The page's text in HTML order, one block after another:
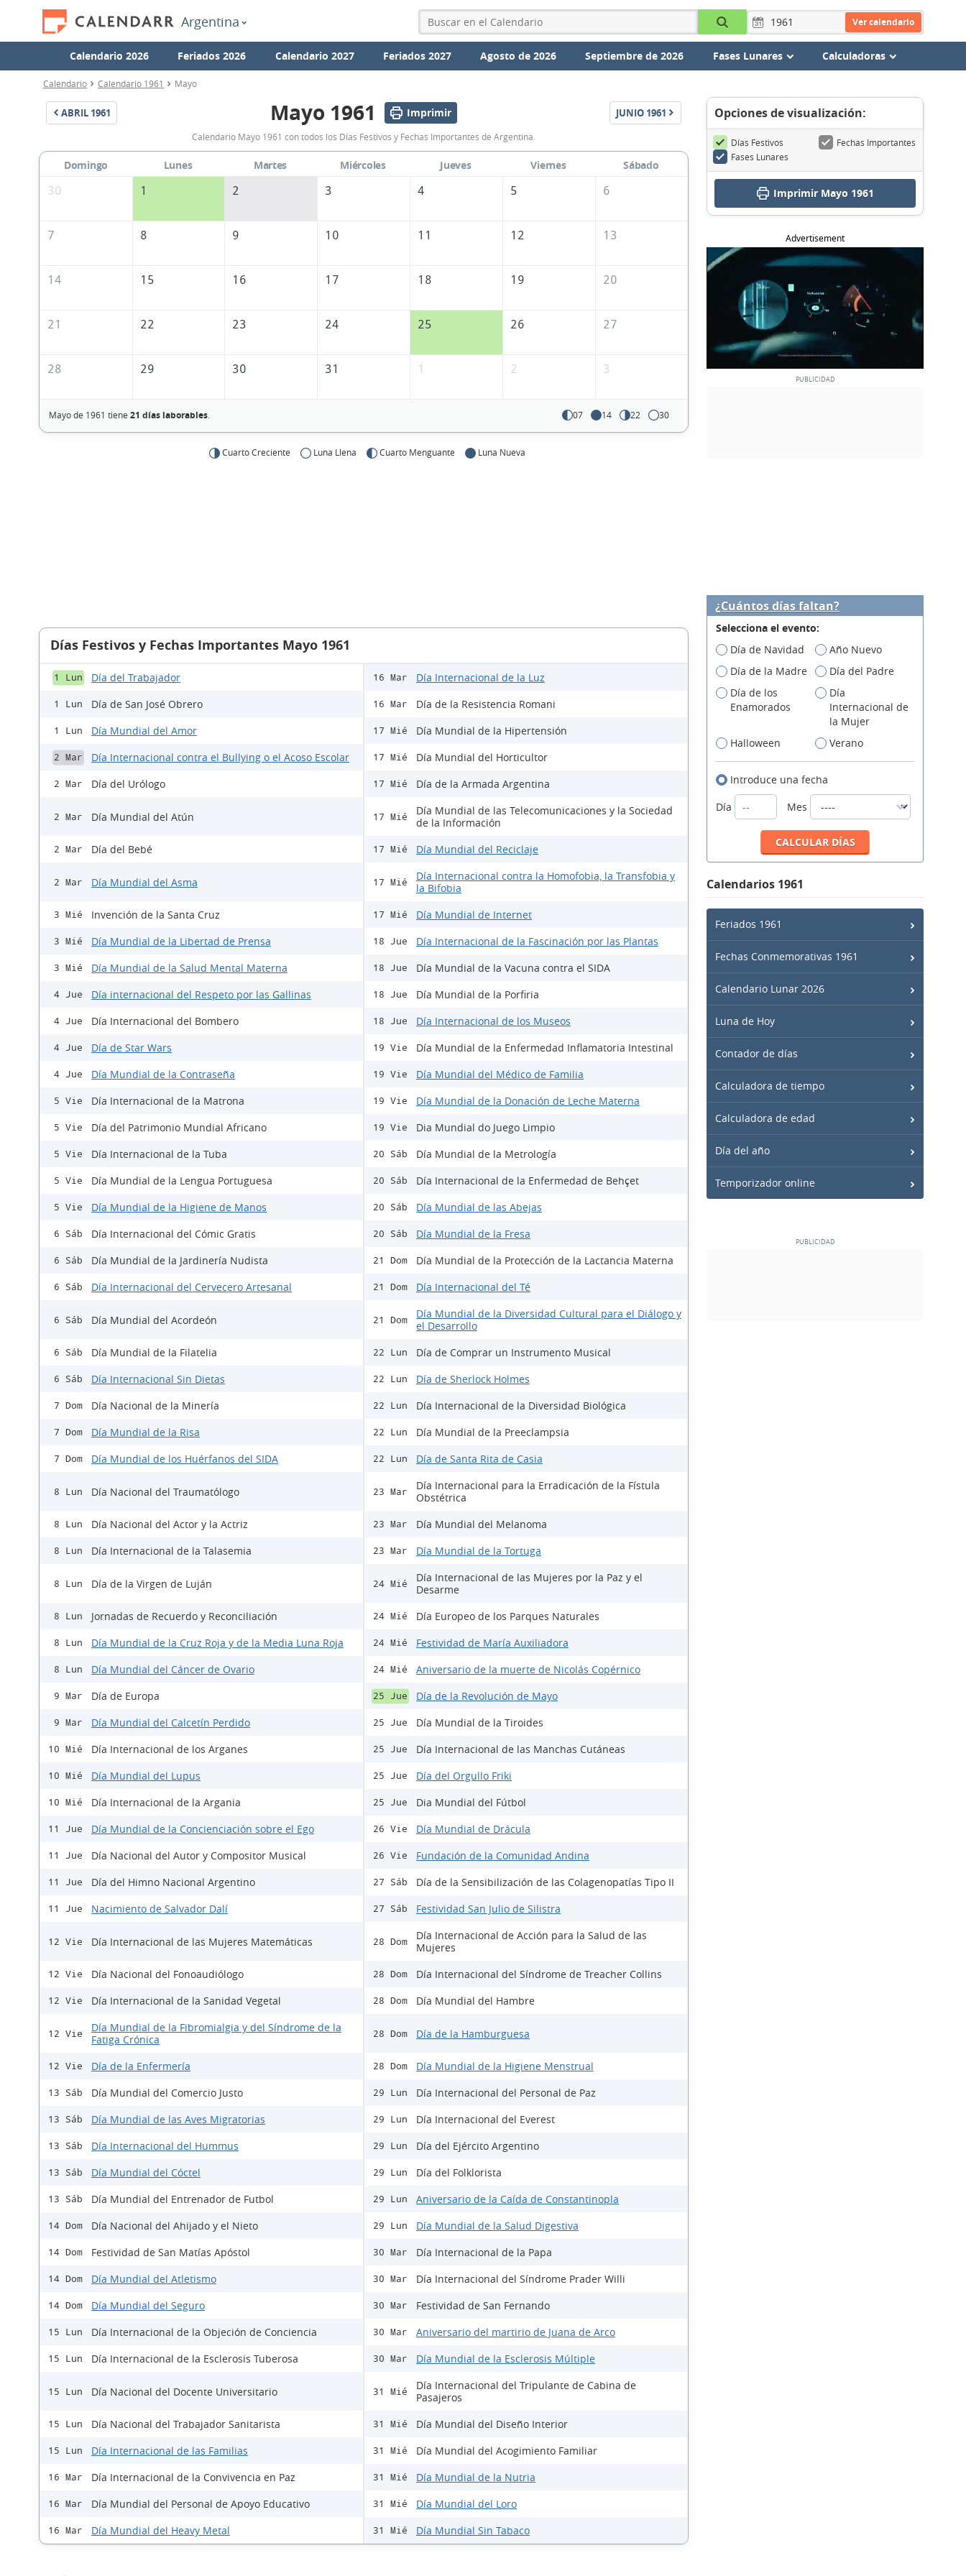
Argentina Ver calendario
Calendario 2026 Feriados 2026 Calendario 2027 Feriados 2027 Agosto de 2026 Septiembre de 2026 Fases Lunares Calculadoras
Calendario Calendario 1961 Mayo
ABRIL 1961
Calendario
Mayo
1961
Argentina
Mayo 1961 Imprimir JUNIO 1961
Calendario Mayo 1961 con todos los Días Festivos y Fechas Importantes de Argentina.
Domingo Lunes Martes Miércoles Jueves Viernes
Sábado
30
1 2 3 4 5 6
7 8 9 10 11 12 13
14 15 16 17 18 19 20
21 22 23 24 25 26 27
28 29 30 31 1 2 3
Mayo de 1961 tiene 21 días laborables. 07 14 22 30
Cuarto Creciente Luna Llena Cuarto Menguante Luna Nueva
Opciones de visualización:
Días Festivos
Fechas Importantes
Fases Lunares
Imprimir Mayo 1961
Advertisement
Días Festivos y Fechas Importantes Mayo 1961
1 Lun Día del Trabajador
1 Lun Día de San José Obrero
1 Lun Día Mundial del Amor
2 Mar Día Internacional contra el Bullying o el Acoso Escolar
2 Mar Día del Urólogo
2 Mar Día Mundial del Atún
2 Mar Día del Bebé
2 Mar Día Mundial del Asma
3 Mié Invención de la Santa Cruz
3 Mié Día Mundial de la Libertad de Prensa
3 Mié Día Mundial de la Salud Mental Materna
4 Jue Día internacional del Respeto por las Gallinas
4 Jue Día Internacional del Bombero
4 Jue Día de Star Wars
4 Jue Día Mundial de la Contraseña
5 Vie Día Internacional de la Matrona
5 Vie Día del Patrimonio Mundial Africano
5 Vie Día Internacional de la Tuba
5 Vie Día Mundial de la Lengua Portuguesa
5 Vie Día Mundial de la Higiene de Manos
6 Sáb Día Internacional del Cómic Gratis
6 Sáb Día Mundial de la Jardinería Nudista
6 Sáb Día Internacional del Cervecero Artesanal
6 Sáb Día Mundial del Acordeón
6 Sáb Día Mundial de la Filatelia
6 Sáb Día Internacional Sin Dietas
7 Dom Día Nacional de la Minería
7 Dom Día Mundial de la Risa
7 Dom Día Mundial de los Huérfanos del SIDA
8 Lun Día Nacional del Traumatólogo
8 Lun Día Nacional del Actor y la Actriz
8 Lun Día Internacional de la Talasemia
8 Lun Día de la Virgen de Luján
8 Lun Jornadas de Recuerdo y Reconciliación
8 Lun Día Mundial de la Cruz Roja y de la Media Luna Roja
8 Lun Día Mundial del Cáncer de Ovario
9 Mar Día de Europa
9 Mar Día Mundial del Calcetín Perdido
10 Mié Día Internacional de los Arganes
10 Mié Día Mundial del Lupus
10 Mié Día Internacional de la Argania
11 Jue Día Mundial de la Concienciación sobre el Ego
11 Jue Día Nacional del Autor y Compositor Musical
11 Jue Día del Himno Nacional Argentino
11 Jue Nacimiento de Salvador Dalí
12 Vie Día Internacional de las Mujeres Matemáticas
12 Vie Día Nacional del Fonoaudiólogo
12 Vie Día Internacional de la Sanidad Vegetal
12 Vie
Día Mundial de la Fibromialgia y del Síndrome de la
Fatiga Crónica
12 Vie Día de la Enfermería
13 Sáb Día Mundial del Comercio Justo
13 Sáb Día Mundial de las Aves Migratorias
13 Sáb Día Internacional del Hummus
13 Sáb Día Mundial del Cóctel
13 Sáb Día Mundial del Entrenador de Futbol
14 Dom Día Nacional del Ahijado y el Nieto
14 Dom Festividad de San Matías Apóstol
14 Dom Día Mundial del Atletismo
14 Dom Día Mundial del Seguro
15 Lun Día Internacional de la Objeción de Conciencia
15 Lun Día Internacional de la Esclerosis Tuberosa
15 Lun Día Nacional del Docente Universitario
15 Lun Día Nacional del Trabajador Sanitarista
15 Lun Día Internacional de las Familias
16 Mar Día Internacional de la Convivencia en Paz
16 Mar Día Mundial del Personal de Apoyo Educativo
16 Mar Día Mundial del Heavy Metal
16 Mar Día Internacional de la Luz
16 Mar Día de la Resistencia Romani
17 Mié Día Mundial de la Hipertensión
17 Mié Día Mundial del Horticultor
17 Mié Día de la Armada Argentina
17 Mié
Día Mundial de las Telecomunicaciones y la Sociedad
de la Información
17 Mié Día Mundial del Reciclaje
17 Mié
Día Internacional contra la Homofobia, la Transfobia y
la Bifobia
17 Mié Día Mundial de Internet
18 Jue Día Internacional de la Fascinación por las Plantas
18 Jue Día Mundial de la Vacuna contra el SIDA
18 Jue Día Mundial de la Porfiria
18 Jue Día Internacional de los Museos
19 Vie Día Mundial de la Enfermedad Inflamatoria Intestinal
19 Vie Día Mundial del Médico de Familia
19 Vie Día Mundial de la Donación de Leche Materna
19 Vie Dia Mundial do Juego Limpio
20 Sáb Día Mundial de la Metrología
20 Sáb Día Internacional de la Enfermedad de Behçet
20 Sáb Día Mundial de las Abejas
20 Sáb Día Mundial de la Fresa
21 Dom Día Mundial de la Protección de la Lactancia Materna
21 Dom Día Internacional del Té
21 Dom
Día Mundial de la Diversidad Cultural para el Diálogo y
el Desarrollo
22 Lun Día de Comprar un Instrumento Musical
22 Lun Día de Sherlock Holmes
22 Lun Día Internacional de la Diversidad Biológica
22 Lun Día Mundial de la Preeclampsia
22 Lun Día de Santa Rita de Casia
23 Mar
Día Internacional para la Erradicación de la Fístula
Obstétrica
23 Mar Día Mundial del Melanoma
23 Mar Día Mundial de la Tortuga
24 Mié
Día Internacional de las Mujeres por la Paz y el
Desarme
24 Mié Día Europeo de los Parques Naturales
24 Mié Festividad de María Auxiliadora
24 Mié Aniversario de la muerte de Nicolás Copérnico
25 Jue Día de la Revolución de Mayo
25 Jue Día Mundial de la Tiroides
25 Jue Día Internacional de las Manchas Cutáneas
25 Jue Día del Orgullo Friki
25 Jue Dia Mundial del Fútbol
26 Vie Día Mundial de Drácula
26 Vie Fundación de la Comunidad Andina
27 Sáb Día de la Sensibilización de las Colagenopatías Tipo II
27 Sáb Festividad San Julio de Silistra
28 Dom
Día Internacional de Acción para la Salud de las
Mujeres
28 Dom Día Internacional del Síndrome de Treacher Collins
28 Dom Día Mundial del Hambre
28 Dom Día de la Hamburguesa
28 Dom Día Mundial de la Higiene Menstrual
29 Lun Día Internacional del Personal de Paz
29 Lun Día Internacional del Everest
29 Lun Día del Ejército Argentino
29 Lun Día del Folklorista
29 Lun Aniversario de la Caída de Constantinopla
29 Lun Día Mundial de la Salud Digestiva
30 Mar Día Internacional de la Papa
30 Mar Día Internacional del Síndrome Prader Willi
30 Mar Festividad de San Fernando
30 Mar Aniversario del martirio de Juana de Arco
30 Mar Día Mundial de la Esclerosis Múltiple
31 Mié
Día Internacional del Tripulante de Cabina de
Pasajeros
31 Mié Día Mundial del Diseño Interior
31 Mié Día Mundial del Acogimiento Familiar
31 Mié Día Mundial de la Nutria
31 Mié Día Mundial del Loro
31 Mié Día Mundial Sin Tabaco
¿Cuántos días faltan?
Selecciona el evento:
Día de Navidad
Año Nuevo
Día de la Madre
Día del Padre
Día de los
Enamorados
Día
Internacional de
la Mujer
Halloween
Verano
Introduce una fecha
Día
Mes
Calendarios 1961
Feriados 1961
Fechas Conmemorativas 1961
Calendario Lunar 2026
Luna de Hoy
Contador de días
Calculadora de tiempo
Calculadora de edad
Día del año
Temporizador online